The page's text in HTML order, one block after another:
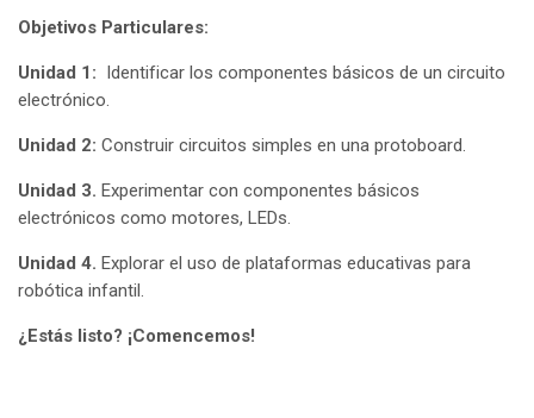
Objetivos Particulares:
Unidad 1: Identificar los componentes básicos de un circuito
electrónico.
Unidad 2: Construir circuitos simples en una protoboard.
Unidad 3. Experimentar con componentes básicos
electrónicos como motores, LEDs.
Unidad 4. Explorar el uso de plataformas educativas para
robótica infantil.
¿Estás listo? ¡Comencemos!